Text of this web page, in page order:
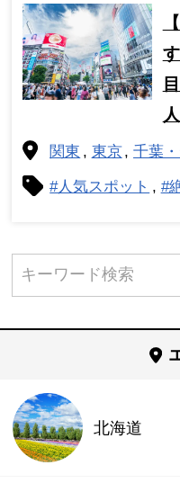
関東 東京 千葉
#人気スポット #
北海道